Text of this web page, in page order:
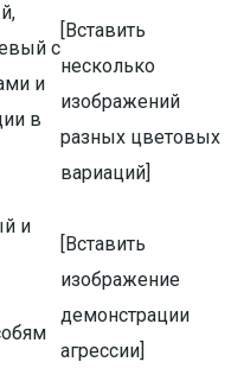
с
и
в
[Вставить
несколько
изображений
разных цветовых
вариаций]
и
[Вставить
изображение
демонстрации
агрессии]